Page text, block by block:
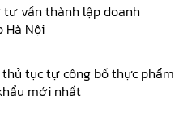
tư vấn thành lập doanh
Hà Nội
thủ tục tự công bố thực phẩm
mới nhất